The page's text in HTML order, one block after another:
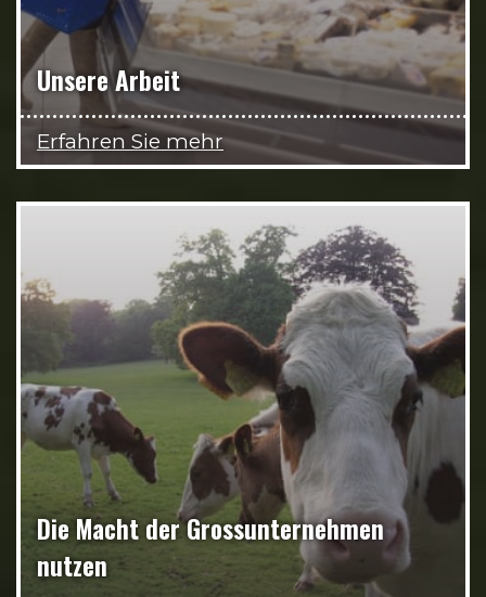
Unsere Arbeit
Erfahren Sie mehr
Die Macht der Grossunternehmen
nutzen